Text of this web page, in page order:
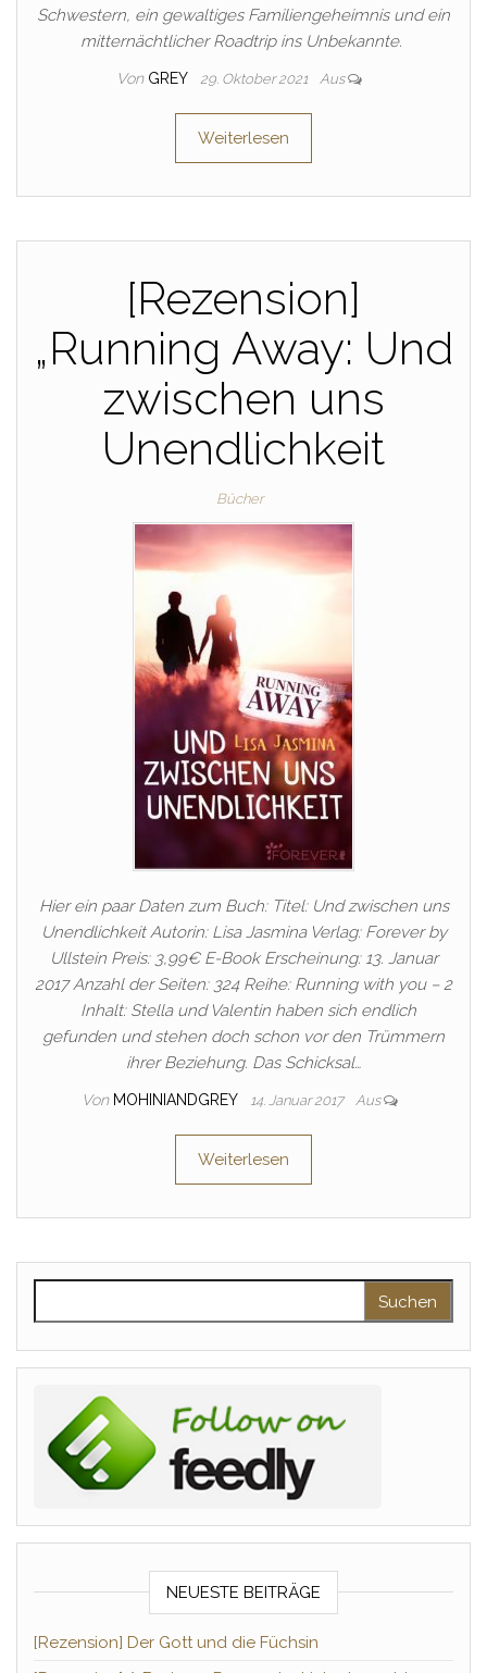
Schwestern, ein gewaltiges Familiengeheimnis und ein
mitternächtlicher Roadtrip ins Unbekannte.
Von GREY 29. Oktober 2021 Aus
Weiterlesen
[Rezension]
„Running Away: Und
zwischen uns
Unendlichkeit
Bücher
Hier ein paar Daten zum Buch: Titel: Und zwischen uns
Unendlichkeit Autorin: Lisa Jasmina Verlag: Forever by
Ullstein Preis: 3,99€ E-Book Erscheinung: 13. Januar
2017 Anzahl der Seiten: 324 Reihe: Running with you – 2
Inhalt: Stella und Valentin haben sich endlich
gefunden und stehen doch schon vor den Trümmern
ihrer Beziehung. Das Schicksal…
Von MOHINIANDGREY 14. Januar 2017 Aus
Weiterlesen
NEUESTE BEITRÄGE
[Rezension] Der Gott und die Füchsin